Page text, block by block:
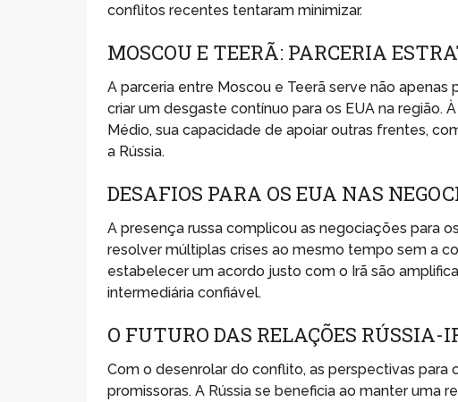
conflitos recentes tentaram minimizar.
MOSCOU E TEERÃ: PARCERIA
A parceria entre Moscou e Teerã serve não
criar um desgaste contínuo para os EUA na região.
Médio, sua capacidade de apoiar outras frentes,
a Rússia.
DESAFIOS PARA OS EUA NAS
A presença russa complicou as negociações para
resolver múltiplas crises ao mesmo tempo sem a
estabelecer um acordo justo com o Irã são
intermediária confiável.
O FUTURO DAS RELAÇÕES RÚSSIA-
Com o desenrolar do conflito, as perspectivas
promissoras. A Rússia se beneficia ao manter uma